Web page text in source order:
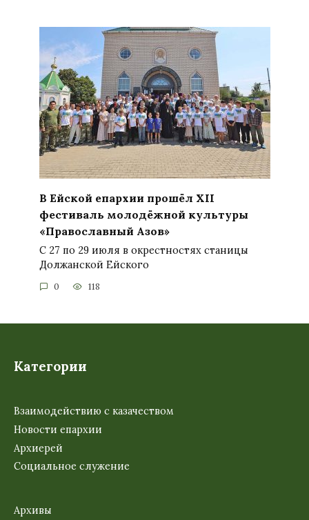
В Ейской епархии прошёл XII
фестиваль молодёжной культуры
«Православный Азов»
С 27 по 29 июля в окрестностях станицы
Должанской Ейского
0 118
Категории
Взаимодействию с казачеством
Новости епархии
Архиерей
Социальное служение
Архивы